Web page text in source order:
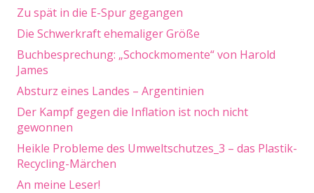
Zu spät in die E-Spur gegangen
Die Schwerkraft ehemaliger Größe
Buchbesprechung: „Schockmomente“ von Harold
James
Absturz eines Landes – Argentinien
Der Kampf gegen die Inflation ist noch nicht
gewonnen
Heikle Probleme des Umweltschutzes_3 – das Plastik-
Recycling-Märchen
An meine Leser!